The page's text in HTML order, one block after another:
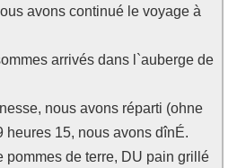
avons continué le voyage à
arrivés dans l`auberge de
nous avons réparti (ohne
heures 15, nous avons dînÉ.
pommes de terre, DU pain grillé